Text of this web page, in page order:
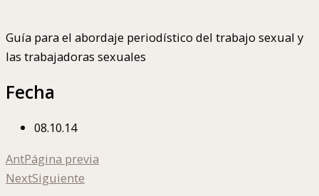
Guía para el abordaje periodístico del trabajo sexual y
las trabajadoras sexuales
Fecha
08.10.14
AntPágina previa
NextSiguiente